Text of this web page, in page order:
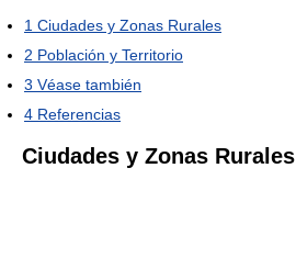
1 Ciudades y Zonas Rurales
2 Población y Territorio
3 Véase también
4 Referencias
Ciudades y Zonas Rurales